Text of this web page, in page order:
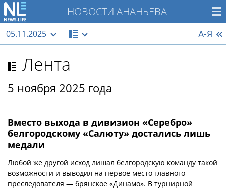
НОВОСТИ АНАНЬЕВА
05.11.2025 А-Я
Лента
5 ноября 2025 года
​Вместо выхода в дивизион «Серебро»
белгородскому «Салюту» достались лишь
медали
Любой же другой исход лишал белгородскую команду такой
возможности и выводил на первое место главного
преследователя — брянское «Динамо». В турнирной